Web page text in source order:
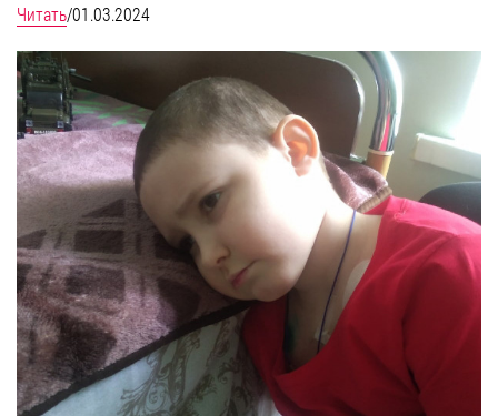
Читать/01.03.2024